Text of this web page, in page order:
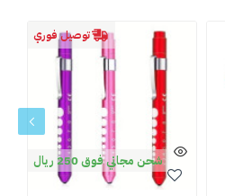
توصيل فوري
شحن مجاني فوق 250 ريال